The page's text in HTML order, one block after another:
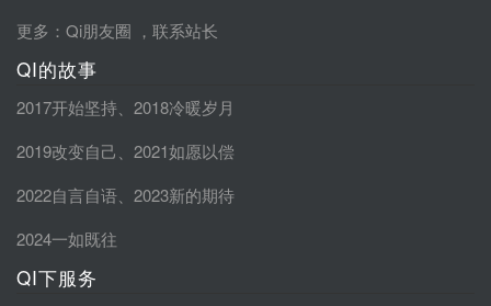
更多： Qi朋友圈 ， 联系站长
QI的故事
2017开始坚持
2018冷暖岁月
2019改变自己
2021如愿以偿
2022自言自语
2023新的期待
2024一如既往
QI下服务